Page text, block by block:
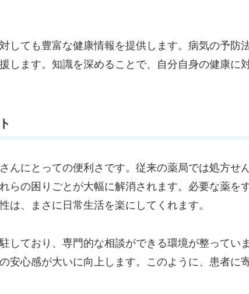
しても豊富な健康情報を提供します。病気の予防
します。知識を深めることで、自分自身の健康に
んにとっての便利さです。従来の薬局では処方
らの困りごとが大幅に解消されます。必要な薬を
は、まさに日常生活を楽にしてくれます。
しており、専門的な相談ができる環境が整ってい
安心感が大いに向上します。このように、患者に